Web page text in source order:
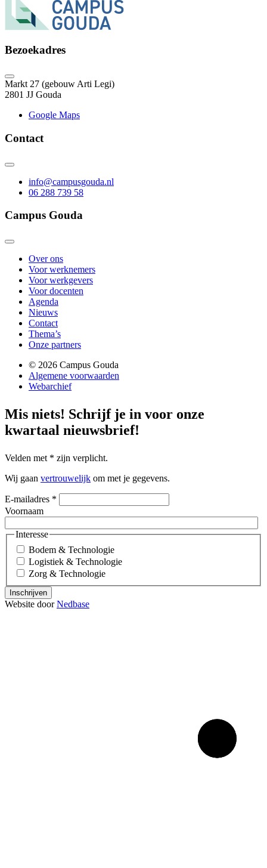
Bezoekadres
Markt 27 (gebouw Arti Legi)
2801 JJ Gouda
Google Maps
Contact
info@campusgouda.nl
06 288 739 58
Campus Gouda
Over ons
Voor werknemers
Voor werkgevers
Voor docenten
Agenda
Nieuws
Contact
Thema’s
Onze partners
© 2026 Campus Gouda
Algemene voorwaarden
Webarchief
Mis niets! Schrijf je in voor onze
kwartaal nieuwsbrief!
Velden met * zijn verplicht.
Wij gaan vertrouwelijk om met je gegevens.
E-mailadres *
Voornaam
Interesse
Bodem & Technologie
Logistiek & Technologie
Zorg & Technologie
Inschrijven
Website doorNedbase